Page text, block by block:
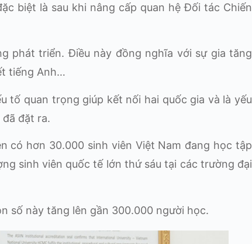
biệt là sau khi nâng cấp quan hệ Đối tác Chiến
phát triển. Điều này đồng nghĩa với sự gia tăng
tiếng Anh…
tố quan trọng giúp kết nối hai quốc gia và là yếu
đặt ra.
có hơn 30.000 sinh viên Việt Nam đang học tập
sinh viên quốc tế lớn thứ sáu tại các trường đại
số này tăng lên gần 300.000 người học.